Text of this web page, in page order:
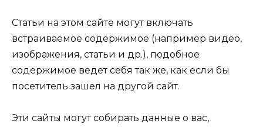
Статьи на этом сайте могут включать
встраиваемое содержимое (например видео,
изображения, статьи и др.), подобное
содержимое ведет себя так же, как если бы
посетитель зашел на другой сайт.
Эти сайты могут собирать данные о вас,